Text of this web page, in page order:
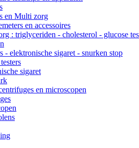
en Multi zorg
en accessoires
: triglyceriden - cholesterol - glucose
- elektronische sigaret - snurken stop
sigaret
en microscopen